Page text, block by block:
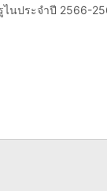
นประจำปี 2566-